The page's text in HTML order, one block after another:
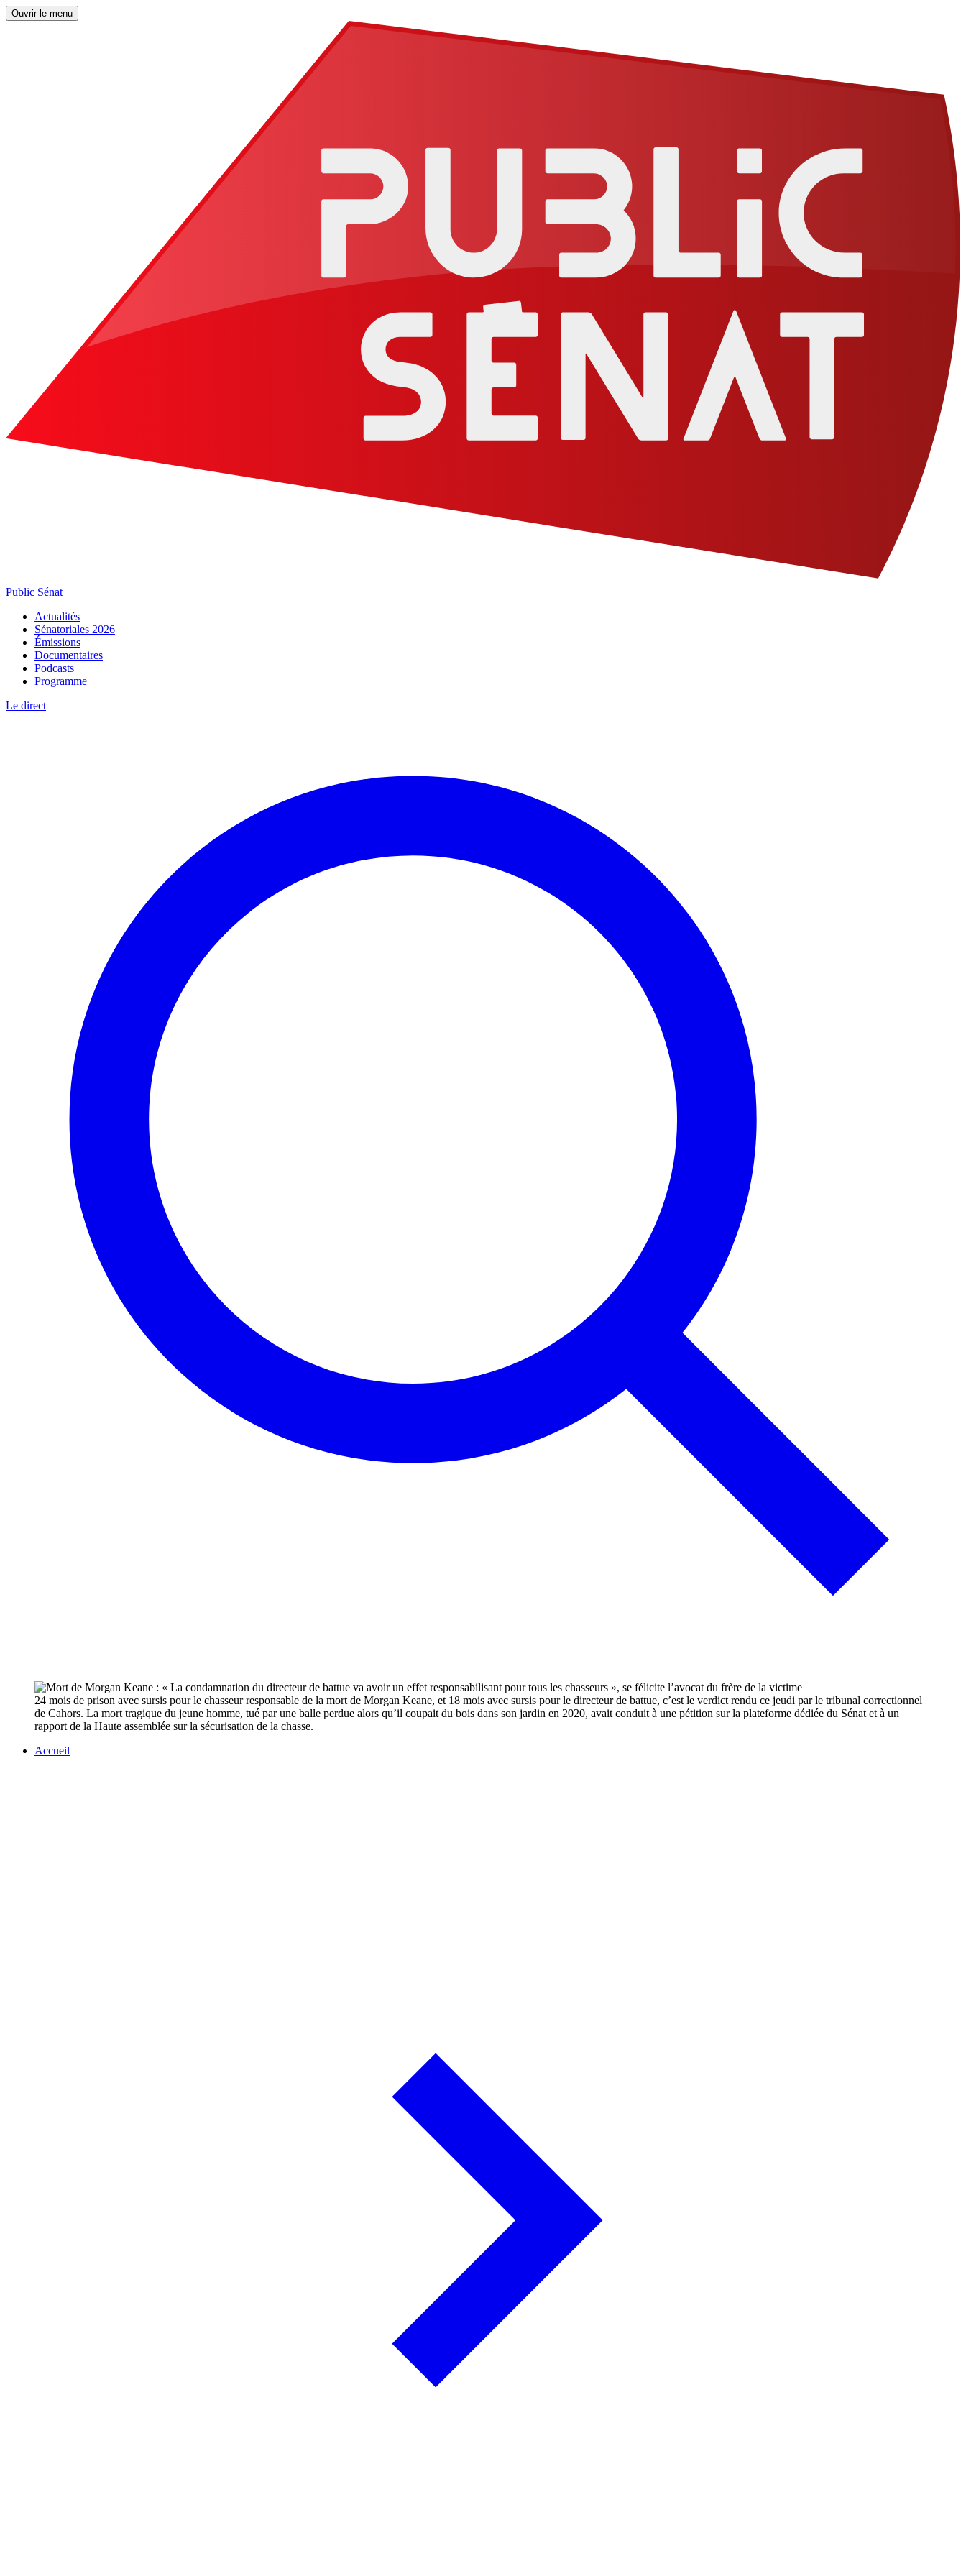
Ouvrir le menu
Public Sénat
Actualités
Sénatoriales 2026
Émissions
Documentaires
Podcasts
Programme
Le direct
24 mois de prison avec sursis pour le chasseur responsable de la mort de Morgan Keane, et 18 mois avec sursis pour le directeur de battue, c’est le verdict rendu ce jeudi par le tribunal correctionnel
de Cahors. La mort tragique du jeune homme, tué par une balle perdue alors qu’il coupait du bois dans son jardin en 2020, avait conduit à une pétition sur la plateforme dédiée du Sénat et à un
rapport de la Haute assemblée sur la sécurisation de la chasse.
Accueil